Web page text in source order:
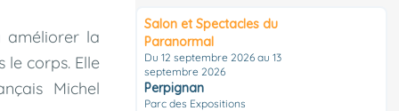
améliorer la
corps. Elle
Michel
Salon et Spectacles du
Paranormal
Du 12 septembre 2026 au 13
septembre 2026
Perpignan
Parc des Expositions